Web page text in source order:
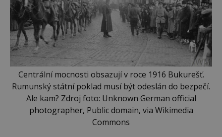
Centrální mocnosti obsazují v roce 1916 Bukurešť.
Rumunský státní poklad musí být odeslán do bezpečí.
Ale kam? Zdroj foto: Unknown German official
photographer, Public domain, via Wikimedia
Commons